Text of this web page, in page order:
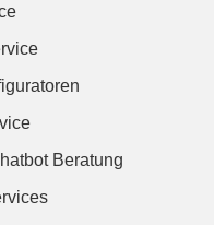
Beratung